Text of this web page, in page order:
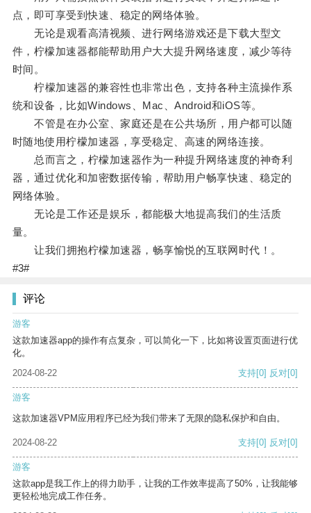
点，即可享受到快速、稳定的网络体验。
无论是观看高清视频、进行网络游戏还是下载大型文
件，柠檬加速器都能帮助用户大大提升网络速度，减少等待
时间。
柠檬加速器的兼容性也非常出色，支持各种主流操作系
统和设备，比如Windows、Mac、Android和iOS等。
不管是在办公室、家庭还是在公共场所，用户都可以随
时随地使用柠檬加速器，享受稳定、高速的网络连接。
总而言之，柠檬加速器作为一种提升网络速度的神奇利
器，通过优化和加密数据传输，帮助用户畅享快速、稳定的
网络体验。
无论是工作还是娱乐，都能极大地提高我们的生活质
量。
让我们拥抱柠檬加速器，畅享愉悦的互联网时代！。
#3#
评论
游客
这款加速器app的操作有点复杂，可以简化一下，比如将设置页面进行优
化。
2024-08-22
支持[0] 反对[0]
游客
这款加速器VPM应用程序已经为我们带来了无限的隐私保护和自由。
2024-08-22 支持[0] 反对[0]
游客
这款app是我工作上的得力助手，让我的工作效率提高了50%，让我能够
更轻松地完成工作任务。